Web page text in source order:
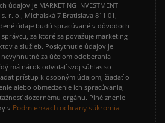
údajov je MARKETING INVESTMENT
s. r. o., Michalská 7 Bratislava 811 01,
údaje budú spracúvané v dôvodoch
za ktoré sa považuje marketing
a služieb. Poskytnutie údajov je
za účelom odoberania
má nárok odvolať svoj súhlas so
prístup k osobným údajom, žiadať o
alebo obmedzenie ich spracúvania,
dozornému orgánu. Plné znenie
v Podmienkach ochrany súkromia